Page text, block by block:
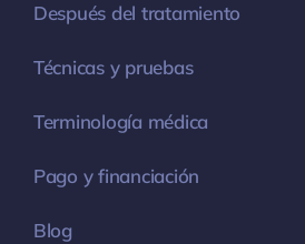
Después del tratamiento
Técnicas y pruebas
Terminología médica
Pago y financiación
Blog